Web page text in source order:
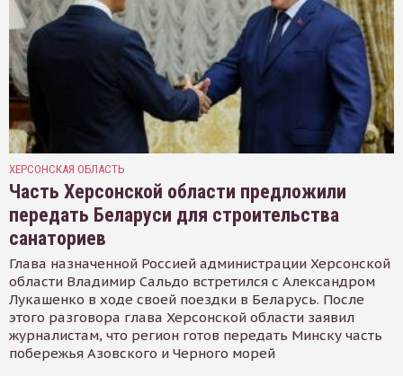
ХЕРСОНСКАЯ ОБЛАСТЬ
Часть Херсонской области предложили
передать Беларуси для строительства
санаториев
Глава назначенной Россией администрации Херсонской
области Владимир Сальдо встретился с Александром
Лукашенко в ходе своей поездки в Беларусь. После
этого разговора глава Херсонской области заявил
журналистам, что регион готов передать Минску часть
побережья Азовского и Черного морей